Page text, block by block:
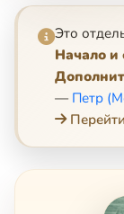
Это
Начало и
— Петр